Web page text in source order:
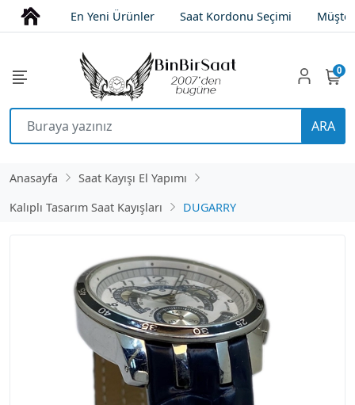
En Yeni Ürünler Saat Kordonu Seçimi
ARA
0
Anasayfa
Saat Kayışı El Yapımı
Kalıplı Tasarım Saat Kayışları
DUGARRY